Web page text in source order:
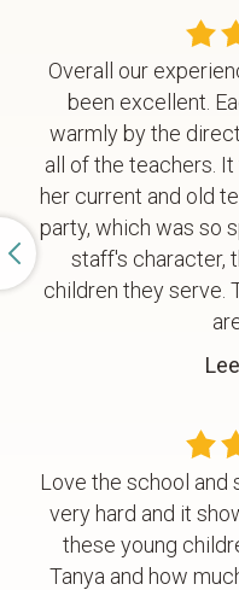
Overall our
been excellent.
warmly by the
all of the teachers.
her current and old
party, which was so
staff's character,
children they serve.
Love the school and
very hard and it
these young
Tanya and how